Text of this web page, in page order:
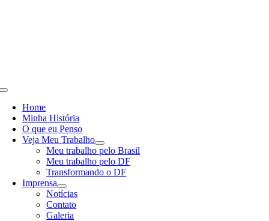
Toggle
NavigationHome
Minha História
O que eu Penso
Veja Meu Trabalho
Meu trabalho pelo Brasil
Meu trabalho pelo DF
Transformando o DF
Imprensa
Notícias
Contato
Galeria